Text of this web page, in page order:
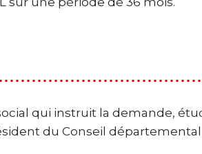
qui instruit la demande,
du Conseil